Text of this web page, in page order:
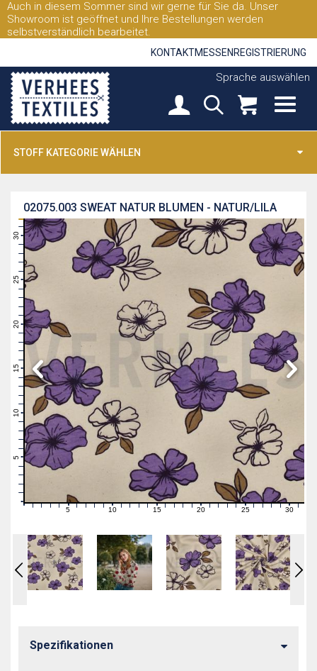
Auch in diesem Sommer sind wir gerne für Sie da. Unser
Showroom ist geöffnet und Ihre Bestellungen werden
selbstverständlich bearbeitet.
KONTAKTMESSEN REGISTRIERUNG
Sprache auswählen
STOFF KATEGORIE WÄHLEN
SWEAT NATUR BLUMEN - NATUR/LILA
02075.003
5
6
7
8
11
14
15
16
18
19
20
21
23
25
26
27
28
29
31
1 2 3 4 5 6 7 89 11121314 1516171819 21222324252627282930 31
Spezifikationen